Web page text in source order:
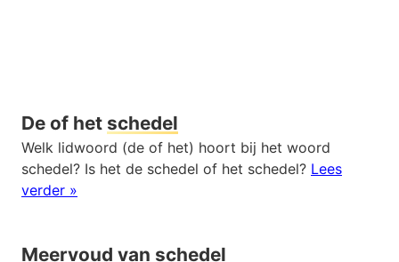
De of het schedel
Welk lidwoord (de of het) hoort bij het woord
schedel? Is het de schedel of het schedel? Lees
verder »
Meervoud van schedel